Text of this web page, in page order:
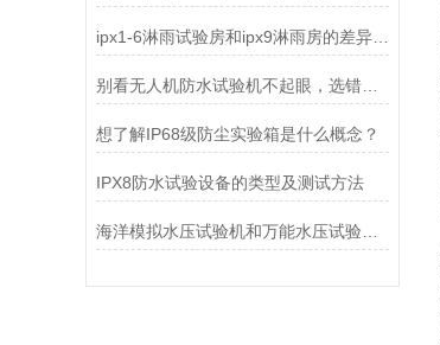
ipx1-6淋雨试验房和ipx9淋雨房的差异特点
别看无人机防水试验机不起眼，选错了真能坑惨你
想了解IP68级防尘实验箱是什么概念？
IPX8防水试验设备的类型及测试方法
海洋模拟水压试验机和万能水压试验机的区别